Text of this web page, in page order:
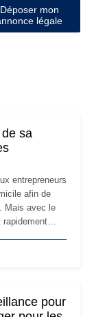
Déposer mon
légale
sa
entrepreneurs
afin de
Mais avec le
Le
pour